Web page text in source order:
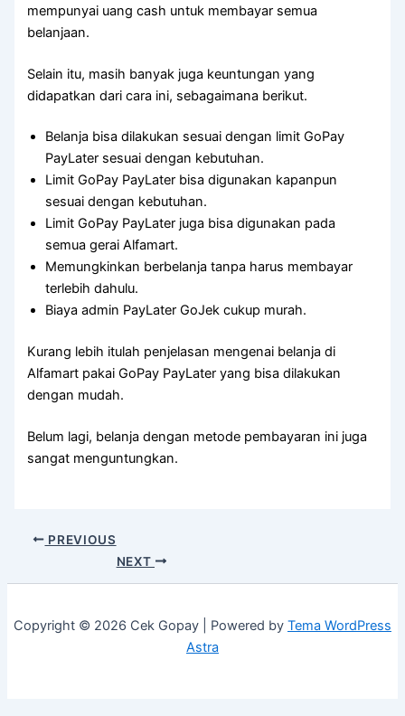
mempunyai uang cash untuk membayar semua
belanjaan.
Selain itu, masih banyak juga keuntungan yang
didapatkan dari cara ini, sebagaimana berikut.
Belanja bisa dilakukan sesuai dengan limit GoPay
PayLater sesuai dengan kebutuhan.
Limit GoPay PayLater bisa digunakan kapanpun
sesuai dengan kebutuhan.
Limit GoPay PayLater juga bisa digunakan pada
semua gerai Alfamart.
Memungkinkan berbelanja tanpa harus membayar
terlebih dahulu.
Biaya admin PayLater GoJek cukup murah.
Kurang lebih itulah penjelasan mengenai belanja di
Alfamart pakai GoPay PayLater yang bisa dilakukan
dengan mudah.
Belum lagi, belanja dengan metode pembayaran ini juga
sangat menguntungkan.
PREVIOUS
NEXT
Copyright © 2026 Cek Gopay | Powered by Tema WordPress
Astra